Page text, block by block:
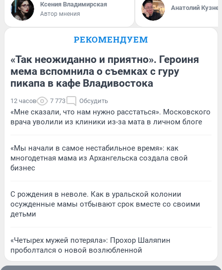
Ксения Владимирская
Автор мнения
Анатолий
РЕКОМЕНДУЕМ
«Так неожиданно и приятно». Героиня
мема вспомнила о съемках с гуру
пикапа в кафе Владивостока
12 часов 7 773 Обсудить
«Мне сказали, что нам нужно расстаться». Московского
врача уволили из клиники из-за мата в личном блоге
«Мы начали в самое нестабильное время»: как
многодетная мама из Архангельска создала свой
бизнес
С рождения в неволе. Как в уральской колонии
осужденные мамы отбывают срок вместе со своими
детьми
«Четырех мужей потеряла»: Прохор Шаляпин
проболтался о новой возлюбленной